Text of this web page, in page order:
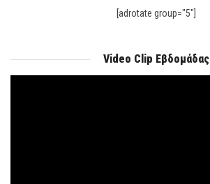
[adrotate group="5"]
Video Clip Εβδομάδας